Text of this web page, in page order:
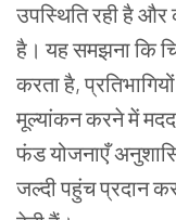
उपस्थिति रही है
है। यह समझना कि
करता है,
मूल्यांकन करने में
फंड योजनाएँ
जल्दी पहुंच प्रदान